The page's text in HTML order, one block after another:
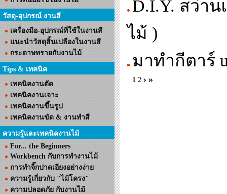
วัสดุ-อุปกรณ์ งานสี
เครื่องมือ-อุปกรณ์ที่ใช้ในงานสี
แนะนำวัสดุสิ้นเปลืองในงานสี
กระดาษทรายกับงานไม้
Tips & เทคนิค
เทคนิคงานตัด
เทคนิคงานเจาะ
เทคนิคงานขึ้นรูป
เทคนิคงานขัด & งานทำสี
ความรู้และเทคนิคงานไม้
For... the Beginners
Workbench กับการทำงานไม้
การทำจิ๊กปาดเอียงอย่างง่าย
ความรู้เกี่ยวกับ "ไม้โครง"
ความปลอดภัย กับงานไม้
D.I.Y. สว่า
ไม้ )
มาทำกีตาร์
1 2 › »